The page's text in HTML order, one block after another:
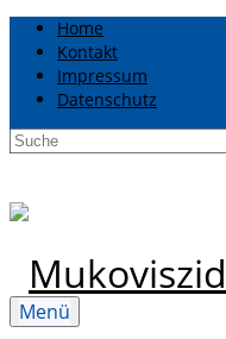
Home
Kontakt
Impressum
Datenschutz
Suche
Menü